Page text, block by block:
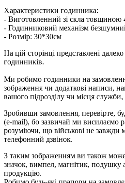
Характеристики годинника:
- Виготовленний зі скла товщиною
- Годинниковий механізм
- Розмір: 30*30см
На цій сторінці представлені
годинників.
Ми робимо годинники на
зображення чи додаткові написи,
вашого підрозділу чи місця
Зробивши замовлення, перевірте,
(e-mail), бо зазвичай ми висилаємо
розуміючи, що військові не завжди
телефонний дзвінок.
З таким зображенням ви також
значок, вимпел, магнітик, подушку
продукцію.